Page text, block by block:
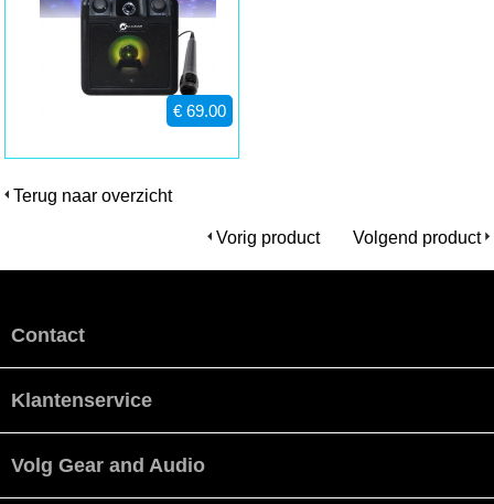
€ 69.00
Terug naar overzicht
Volgend product
Vorig product
Contact
Klantenservice
Volg Gear and Audio